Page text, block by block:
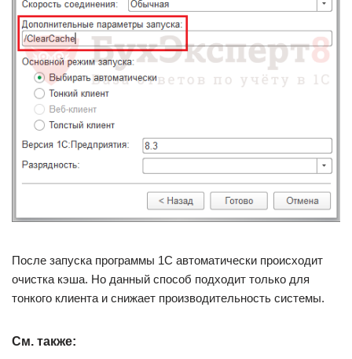
После запуска программы 1С автоматически происходит
очистка кэша. Но данный способ подходит только для
тонкого клиента и снижает производительность системы.
См. также: